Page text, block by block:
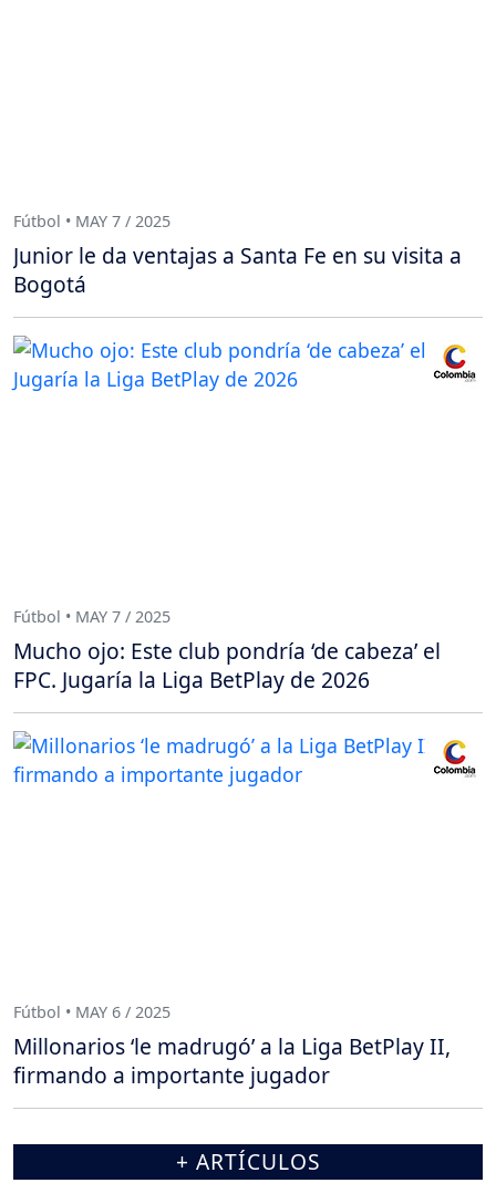
Fútbol • MAY 7 / 2025
Junior le da ventajas a Santa Fe en su visita a
Bogotá
Fútbol • MAY 7 / 2025
Mucho ojo: Este club pondría ‘de cabeza’ el
FPC. Jugaría la Liga BetPlay de 2026
Fútbol • MAY 6 / 2025
Millonarios ‘le madrugó’ a la Liga BetPlay II,
firmando a importante jugador
+ ARTÍCULOS